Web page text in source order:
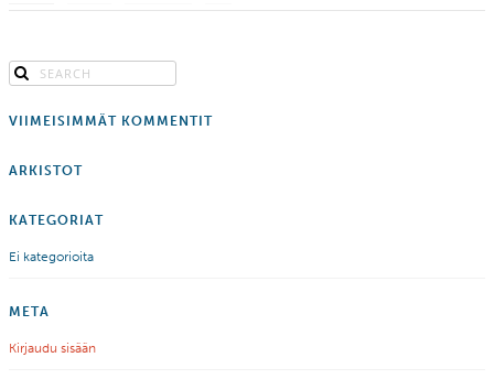
VIIMEISIMMÄT KOMMENTIT
ARKISTOT
KATEGORIAT
Ei kategorioita
META
Kirjaudu sisään